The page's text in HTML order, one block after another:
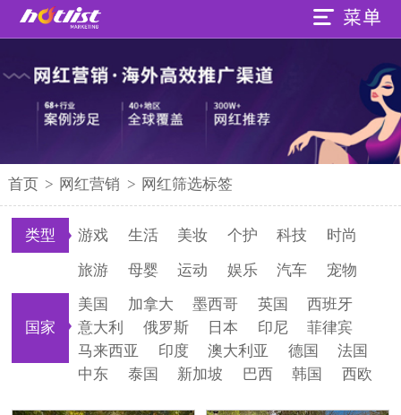
首页 > 网红营销 > 网红筛选标签
类型 游戏 生活 美妆 个护 科技 时尚
旅游 母婴 运动 娱乐 汽车 宠物
国家
美国 加拿大 墨西哥 英国
西班牙
意大利
俄罗斯 日本 印尼
菲律宾
马来西亚
印度 澳大利亚 德国
法国
中东
泰国 新加坡 巴西 韩国 西欧